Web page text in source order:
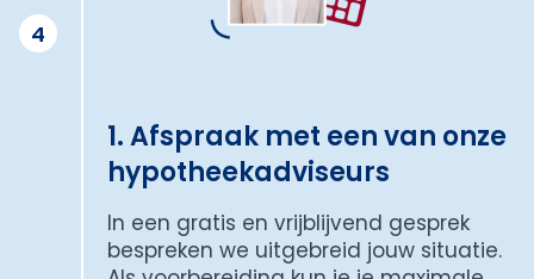
4
1. Afspraak met een van onze
hypotheekadviseurs
In een gratis en vrijblijvend gesprek
bespreken we uitgebreid jouw situatie.